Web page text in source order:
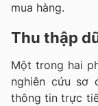
mua hàng.
Thu thập
Một trong hai
nghiên cứu sơ
thông tin trực